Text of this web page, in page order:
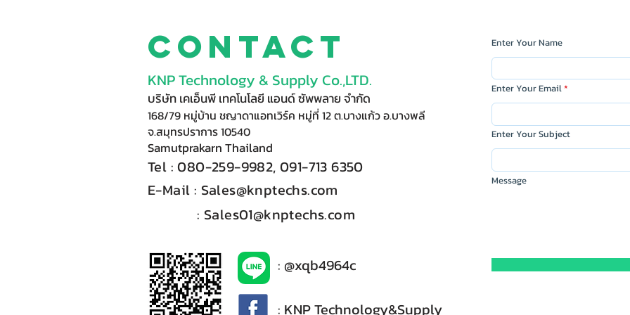
Contact
KNP Technology & Supply Co.,LTD.
บริษัท เคเอ็นพี เทคโนโลยี แอนด์ ซัพพลาย จำกัด
168/79 หมู่บ้าน ชญาดาแอทเวิร์ค หมู่ที่ 12 ต.บางแก้ว อ.บางพลี
จ.สมุทรปราการ 10540
Samutprakarn Thailand
Tel : 080-259-9982, 091-713 6350
E-Mail :​ Sales@knptechs.com
: Sales01@knptechs.com
Enter Your Name
Enter Your Email
Enter Your Subject
Message
: KNP Technology&Supply
: @xqb4964c